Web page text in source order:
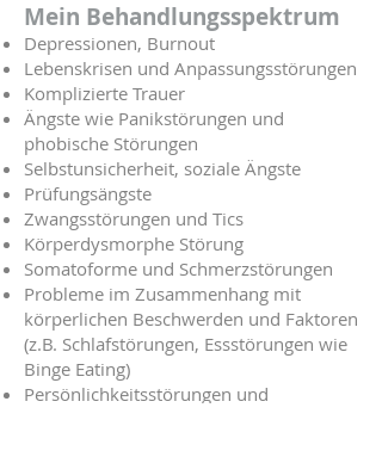
Mein Behandlungsspektrum
Depressionen, Burnout
Lebenskrisen und Anpassungsstörungen
Komplizierte Trauer
Ängste wie Panikstörungen und
phobische Störungen
Selbstunsicherheit, soziale Ängste
Prüfungsängste
Zwangsstörungen und Tics
Körperdysmorphe Störung
Somatoforme und Schmerzstörungen
Probleme im Zusammenhang mit
körperlichen Beschwerden und Faktoren
(z.B. Schlafstörungen, Essstörungen wie
Binge Eating)
Persönlichkeitsstörungen und